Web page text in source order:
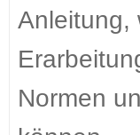
Anleitung,
Normen